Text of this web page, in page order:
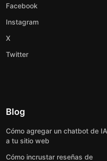
Facebook
Instagram
X
Twitter
Blog
Cómo agregar un chatbot de IA
a tu sitio web
Cómo incrustar reseñas de